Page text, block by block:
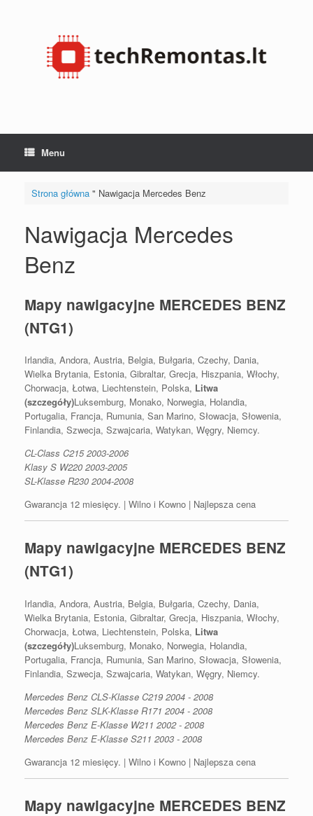
Menu
Strona główna" Nawigacja Mercedes Benz
Nawigacja Mercedes
Benz
Mapy nawigacyjne MERCEDES BENZ
(NTG1)
Irlandia, Andora, Austria, Belgia, Bułgaria, Czechy, Dania,
Wielka Brytania, Estonia, Gibraltar, Grecja, Hiszpania, Włochy,
Chorwacja, Łotwa, Liechtenstein, Polska, Litwa
(szczegóły)Luksemburg, Monako, Norwegia, Holandia,
Portugalia, Francja, Rumunia, San Marino, Słowacja, Słowenia,
Finlandia, Szwecja, Szwajcaria, Watykan, Węgry, Niemcy.
CL-Class C215 2003-2006
Klasy S W220 2003-2005
SL-Klasse R230 2004-2008
Gwarancja 12 miesięcy. | Wilno i Kowno | Najlepsza cena
Mapy nawigacyjne MERCEDES BENZ
(NTG1)
Irlandia, Andora, Austria, Belgia, Bułgaria, Czechy, Dania,
Wielka Brytania, Estonia, Gibraltar, Grecja, Hiszpania, Włochy,
Chorwacja, Łotwa, Liechtenstein, Polska, Litwa
(szczegóły)Luksemburg, Monako, Norwegia, Holandia,
Portugalia, Francja, Rumunia, San Marino, Słowacja, Słowenia,
Finlandia, Szwecja, Szwajcaria, Watykan, Węgry, Niemcy.
Mercedes Benz CLS-Klasse C219 2004 - 2008
Mercedes Benz SLK-Klasse R171 2004 - 2008
Mercedes Benz E-Klasse W211 2002 - 2008
Mercedes Benz E-Klasse S211 2003 - 2008
Gwarancja 12 miesięcy. | Wilno i Kowno | Najlepsza cena
Mapy nawigacyjne MERCEDES BENZ